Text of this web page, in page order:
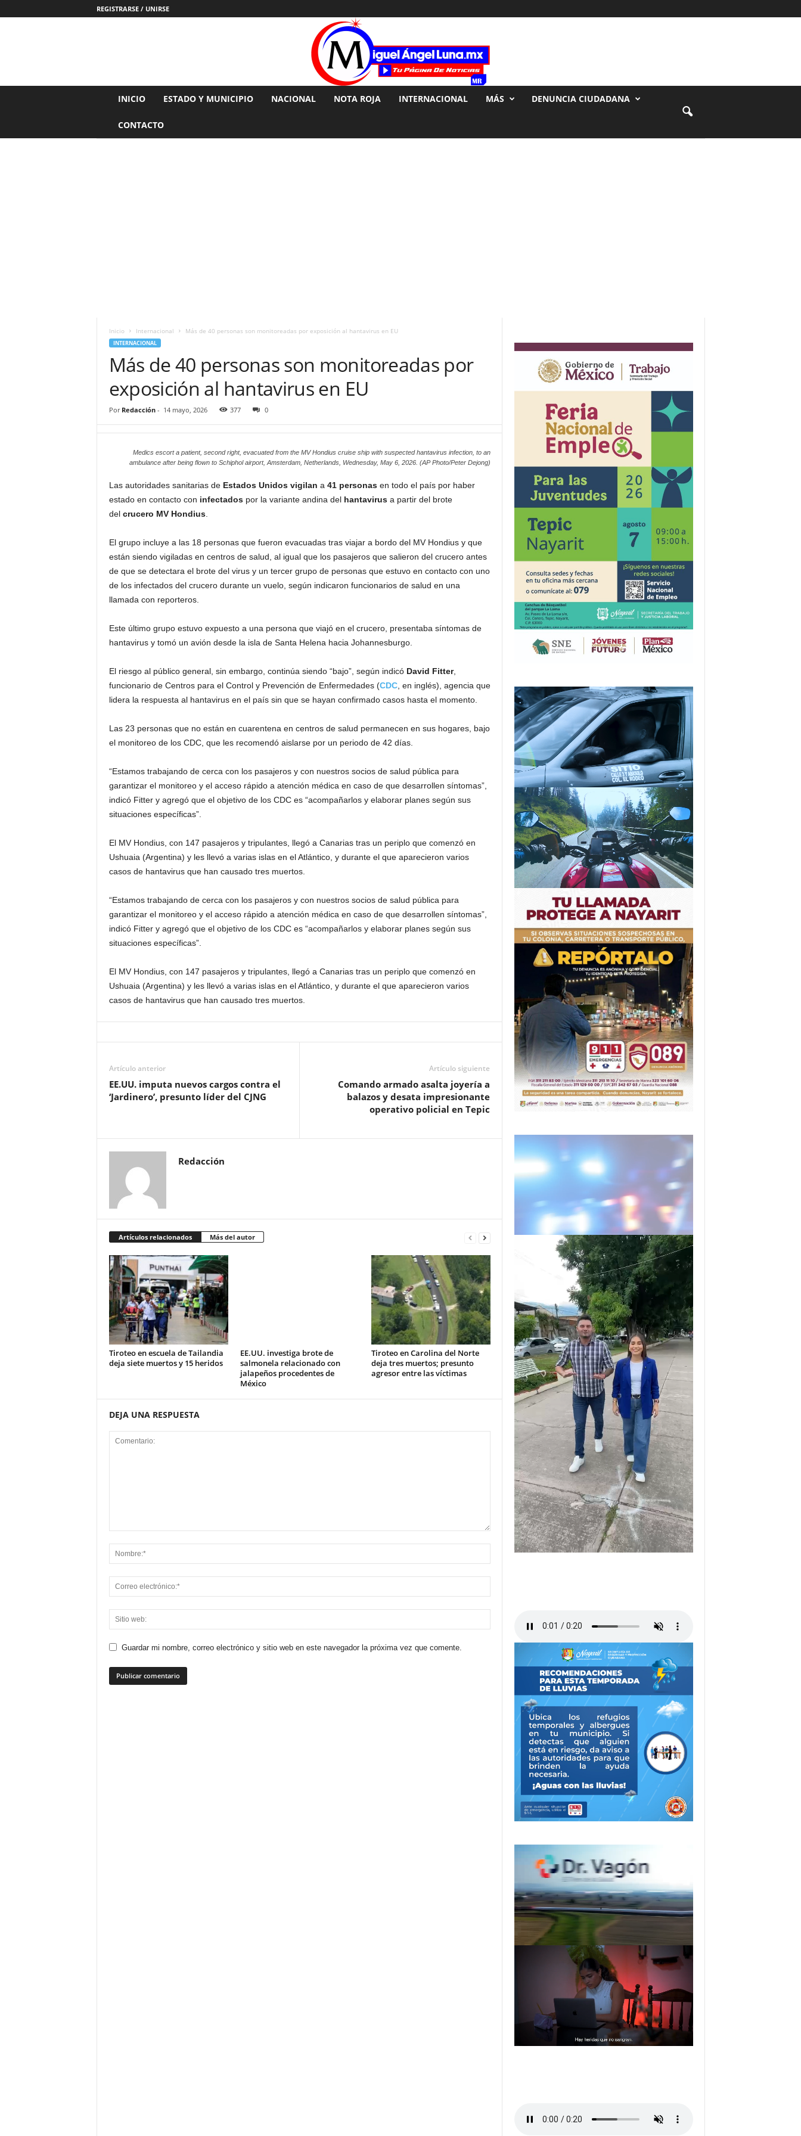
REGISTRARSE / UNIRSE
INICIO ESTADO Y MUNICIPIO NACIONAL NOTA ROJA INTERNACIONAL MÁS DENUNCIA CIUDADANA
CONTACTO
Inicio Internacional Más de 40 personas son monitoreadas por exposición al hantavirus en EU
INTERNACIONAL
Más de 40 personas son monitoreadas por
exposición al hantavirus en EU
Por Redacción- 14 mayo, 2026 377 0
Medics escort a patient, second right, evacuated from the MV Hondius cruise ship with suspected hantavirus infection, to an
ambulance after being flown to Schiphol airport, Amsterdam, Netherlands, Wednesday, May 6, 2026. (AP Photo/Peter Dejong)
Las autoridades sanitarias de Estados Unidos vigilan a 41 personasen todo el país por haber
estado en contacto con infectadospor la variante andina del hantavirusa partir del brote
del crucero MV Hondius.
El grupo incluye a las 18 personas que fueron evacuadas tras viajar a bordo del MV Hondius y que
están siendo vigiladas en centros de salud, al igual que los pasajeros que salieron del crucero antes
de que se detectara el brote del virus y un tercer grupo de personas que estuvo en contacto con uno
de los infectados del crucero durante un vuelo, según indicaron funcionarios de salud en una
llamada con reporteros.
Este último grupo estuvo expuesto a una persona que viajó en el crucero, presentaba síntomas de
hantavirus y tomó un avión desde la isla de Santa Helena hacia Johannesburgo.
El riesgo al público general, sin embargo, continúa siendo “bajo”, según indicóDavid Fitter,
funcionario de Centros para el Control y Prevención de Enfermedades (CDC, en inglés), agencia que
lidera la respuesta al hantavirus en el país sin que se hayan confirmado casos hasta el momento.
Las 23 personas que no están en cuarentena en centros de salud permanecen en sus hogares, bajo
el monitoreo de los CDC, que les recomendó aislarse por un periodo de 42 días.
“Estamos trabajando de cerca con los pasajeros y con nuestros socios de salud pública para
garantizar el monitoreo y el acceso rápido a atención médica en caso de que desarrollen síntomas”,
indicó Fitter y agregó que el objetivo de los CDC es “acompañarlos y elaborar planes según sus
situaciones específicas”.
El MV Hondius, con 147 pasajeros y tripulantes, llegó a Canarias tras un periplo que comenzó en
Ushuaia (Argentina) y les llevó a varias islas en el Atlántico, y durante el que aparecieron varios
casos de hantavirus que han causado tres muertos.
“Estamos trabajando de cerca con los pasajeros y con nuestros socios de salud pública para
garantizar el monitoreo y el acceso rápido a atención médica en caso de que desarrollen síntomas”,
indicó Fitter y agregó que el objetivo de los CDC es “acompañarlos y elaborar planes según sus
situaciones específicas”.
El MV Hondius, con 147 pasajeros y tripulantes, llegó a Canarias tras un periplo que comenzó en
Ushuaia (Argentina) y les llevó a varias islas en el Atlántico, y durante el que aparecieron varios
casos de hantavirus que han causado tres muertos.
Artículo anterior
EE.UU. imputa nuevos cargos contra el
‘Jardinero’, presunto líder del CJNG
Artículo siguiente
Comando armado asalta joyería a
balazos y desata impresionante
operativo policial en Tepic
Redacción
Artículos relacionados Más del autor
Tiroteo en escuela de Tailandia
deja siete muertos y 15 heridos
EE.UU. investiga brote de
salmonela relacionado con
jalapeños procedentes de
México
Tiroteo en Carolina del Norte
deja tres muertos; presunto
agresor entre las víctimas
DEJA UNA RESPUESTA
Guardar mi nombre, correo electrónico y sitio web en este navegador la próxima vez que comente.